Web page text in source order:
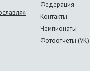
Федерация
Контакты
Чемпионаты
Фотоотчеты (VK)